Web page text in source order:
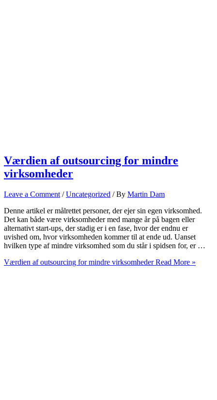
Værdien af outsourcing for mindre
virksomheder
Leave a Comment /Uncategorized / By Martin Dam
Denne artikel er målrettet personer, der ejer sin egen virksomhed.
Det kan både være virksomheder med mange år på bagen eller
alternativt start-ups, der stadig er i en fase, hvor der endnu er
uvished om, hvor virksomheden kommer til at ende ud. Uanset
hvilken type af mindre virksomhed som du står i spidsen for, er …
Værdien af outsourcing for mindre virksomhederRead More »